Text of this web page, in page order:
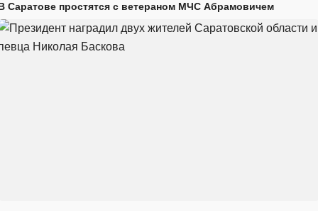
Саратове простятся с ветераном МЧС Абрамовичем